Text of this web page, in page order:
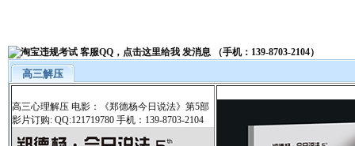
高三解压
高三心理解压 电影：《郑德杨今日说法》第5部
影片订购: QQ:121719780 手机：139-8703-2104